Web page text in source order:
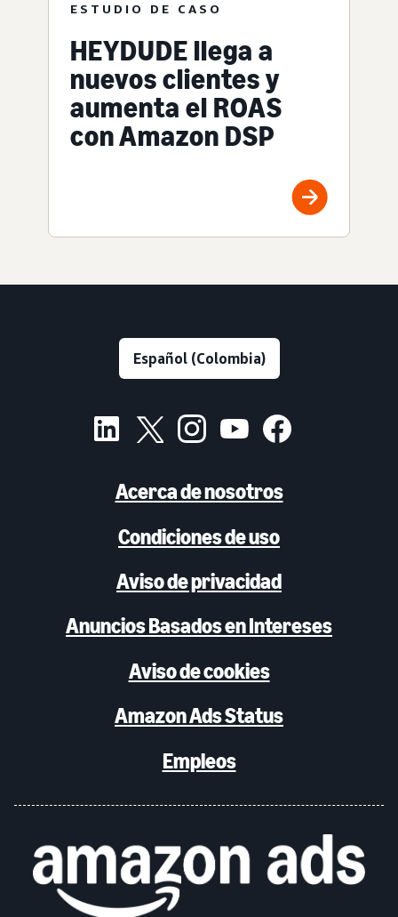
ESTUDIO DE CASO
HEYDUDE llega a
nuevos clientes y
aumenta el ROAS
con Amazon DSP
Acerca de nosotros
Condiciones de uso
Aviso de privacidad
Anuncios Basados en Intereses
Aviso de cookies
Amazon Ads Status
Empleos